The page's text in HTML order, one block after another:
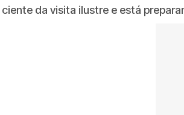
da visita ilustre e está